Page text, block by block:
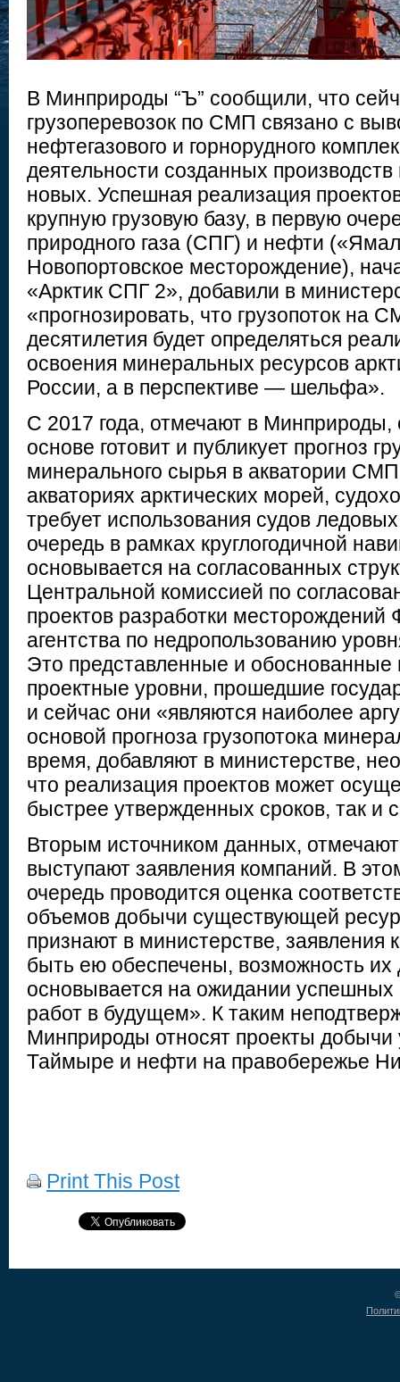
В Минприроды “Ъ” сообщили, что
грузоперевозок по СМП связано с
нефтегазового и горнорудного
деятельности созданных
новых. Успешная реализация
крупную грузовую базу, в первую
природного газа (СПГ) и нефти
Новопортовское месторождение),
«Арктик СПГ 2», добавили в
«прогнозировать, что грузопоток на
десятилетия будет определяться
освоения минеральных ресурсов
России, а в перспективе — шельфа».
С 2017 года, отмечают в Минприроды,
основе готовит и публикует прогноз
минерального сырья в акватории
акваториях арктических морей,
требует использования судов
очередь в рамках круглогодичной
основывается на согласованных
Центральной комиссией по
проектов разработки месторождений
агентства по недропользованию
Это представленные и обоснованные
проектные уровни, прошедшие
и сейчас они «являются наиболее
основой прогноза грузопотока
время, добавляют в министерстве,
что реализация проектов может
быстрее утвержденных сроков, так и
Вторым источником данных,
выступают заявления компаний. В
очередь проводится оценка
объемов добычи существующей
признают в министерстве, заявления
быть ею обеспечены, возможность их
основывается на ожидании успешных
работ в будущем». К таким
Минприроды относят проекты добычи
Таймыре и нефти на правобережье
Print This Post